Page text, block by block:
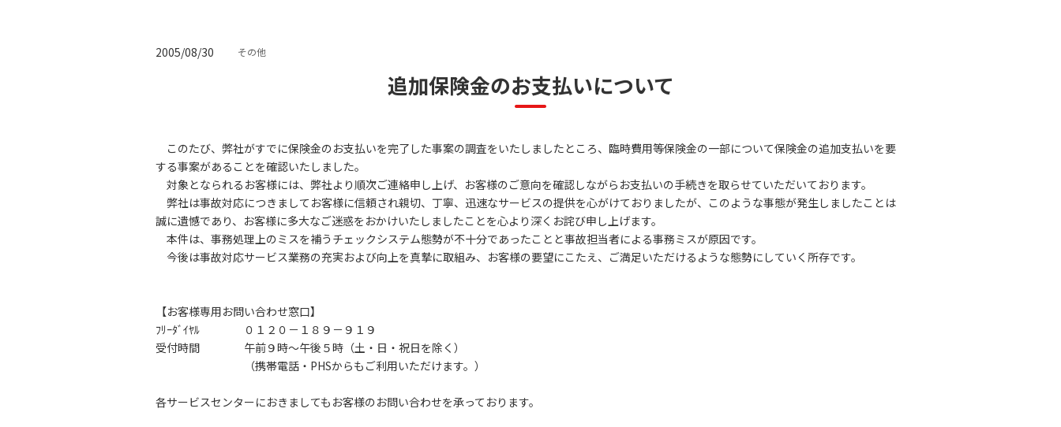
2005/08/30 その他
追加保険金のお支払いについて
このたび、弊社がすでに保険金のお支払いを完了した事案の調査をいたしましたところ、臨時費用等保険金の一部について保険金の追加支払いを要
する事案があることを確認いたしました。
対象となられるお客様には、弊社より順次ご連絡申し上げ、お客様のご意向を確認しながらお支払いの手続きを取らせていただいております。
弊社は事故対応につきましてお客様に信頼され親切、丁寧、迅速なサービスの提供を心がけておりましたが、このような事態が発生しましたことは
誠に遺憾であり、お客様に多大なご迷惑をおかけいたしましたことを心より深くお詫び申し上げます。
本件は、事務処理上のミスを補うチェックシステム態勢が不十分であったことと事故担当者による事務ミスが原因です。
今後は事故対応サービス業務の充実および向上を真摯に取組み、お客様の要望にこたえ、ご満足いただけるような態勢にしていく所存です。
【お客様専用お問い合わせ窓口】
ﾌﾘｰﾀﾞｲﾔﾙ ０１２０－１８９－９１９
受付時間 午前９時～午後５時（土・日・祝日を除く）
（携帯電話・PHSからもご利用いただけます。）
各サービスセンターにおきましてもお客様のお問い合わせを承っております。